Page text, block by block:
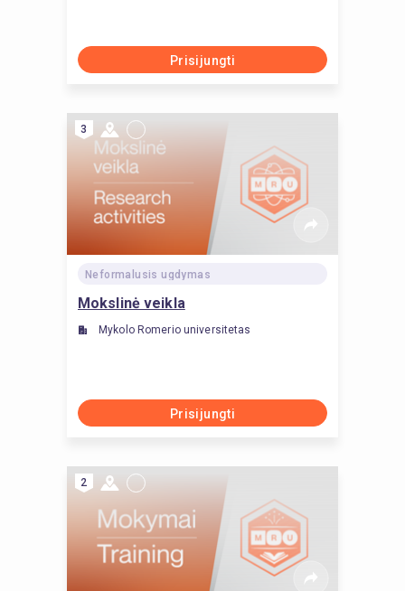
Prisijungti
3
Neformalusis ugdymas
Mokslinė veikla
Mykolo Romerio universitetas
Prisijungti
2